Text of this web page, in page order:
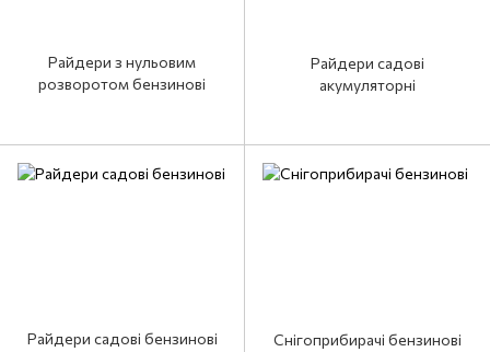
Райдери з нульовим
розворотом бензинові
Райдери садові
акумуляторні
Райдери садові бензинові Снігоприбирачі бензинові